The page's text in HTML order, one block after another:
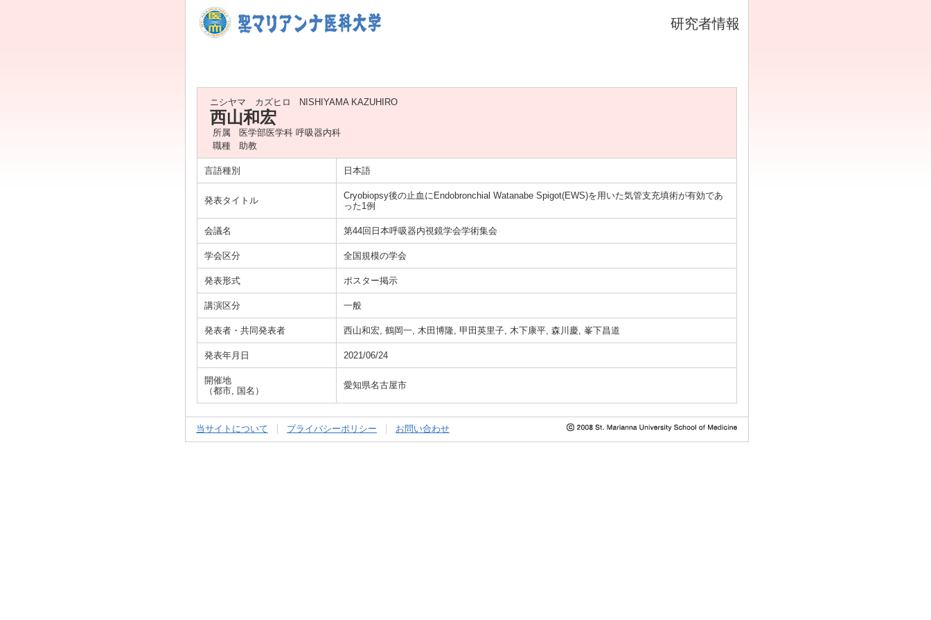
研究者情報
ニシヤマ カズヒロ NISHIYAMA KAZUHIRO
西山和宏
所属
医学部医学科 呼吸器内科
職種
助教
言語種別 日本語
発表タイトル
Cryobiopsy後の止血にEndobronchial Watanabe Spigot(EWS)を用いた気管支充填術が有効であ
った1例
会議名 第44回日本呼吸器内視鏡学会学術集会
学会区分 全国規模の学会
発表形式 ポスター掲示
講演区分 一般
発表者・共同発表者 西山和宏, 鶴岡一, 木田博隆, 甲田英里子, 木下康平, 森川慶, 峯下昌道
発表年月日 2021/06/24
開催地
（都市, 国名）
愛知県名古屋市
当サイトについて プライバシーポリシー お問い合わせ